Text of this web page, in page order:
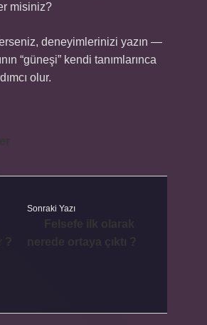
misiniz?
deneyimlerinizi yazın —
“güneşi” kendi tanımlarınca
olur.
Sonraki Yazı